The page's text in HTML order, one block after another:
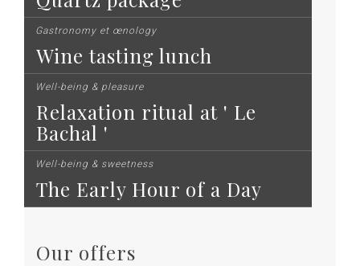
Gastronomy et œnology
Wine tasting lunch
Well-being & pleasure
Relaxation ritual at ' Le
Bachal '
Well-being & sweetness
The Early Hour of a Day
Our offers